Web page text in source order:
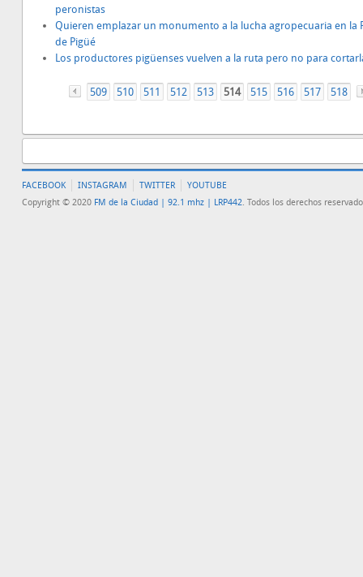
peronistas
Quieren emplazar un monumento a la lucha agropecuaria en la
de Pigüé
Los productores pigüenses vuelven a la ruta pero no para
509 510 511 512 513 514 515 516 517 518
FACEBOOK INSTAGRAM TWITTER
YOUTUBE
Copyright © 2020 FM de la Ciudad | 92.1 mhz | LRP442. Todos los derechos